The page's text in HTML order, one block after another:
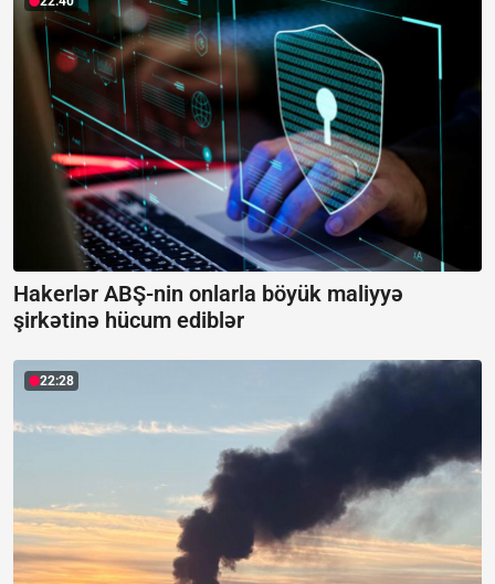
Hakerlər ABŞ-nin onlarla böyük maliyyə
şirkətinə hücum ediblər
22:28